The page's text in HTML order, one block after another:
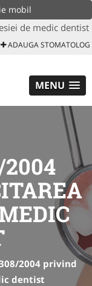
mobil
de medic dentist
ADAUGA STOMATOLOG
MENU
2004
2004 privind
dentist